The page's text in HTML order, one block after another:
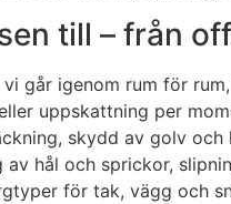
till – från
går igenom rum för
uppskattning per
skydd av golv
av hål och sprickor,
för tak, vägg och